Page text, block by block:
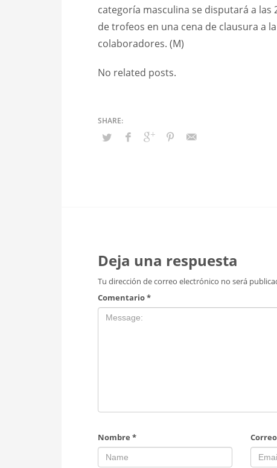
categoría masculina se disputará a las
de trofeos en una cena de clausura a
colaboradores. (M)
No related posts.
Deja una respuesta
Tu dirección de correo electrónico no será
Comentario*
Nombre *